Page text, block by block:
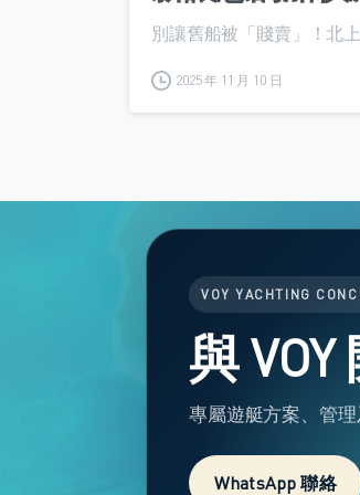
別讓舊船被「賤賣」！北
2025 年 11 月 10 日
VOY YACHTING
與
專屬遊艇方案、管理
WhatsApp 聯絡